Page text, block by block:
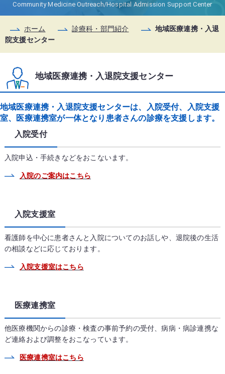
Community Medicine Outreach/Hospital Admission Support Center
ホーム 診療科・部門紹介
地域医療連携・入退
院支援センター
地域医療連携・入退院支援センター
地域医療連携・入退院支援センターは、入院受付、入院支援
室、医療連携室が一体となり患者さんの診療を支援します。
入院受付
入院申込・手続きなどをおこないます。
入院のご案内はこちら
入院支援室
看護師を中心に患者さんと入院についてのお話しや、退院後の生活
の相談などに応じております。
入院支援室はこちら
医療連携室
他医療機関からの診療・検査の事前予約の受付、病病・病診連携な
ど連絡および調整をおこなっています。
医療連携室はこちら